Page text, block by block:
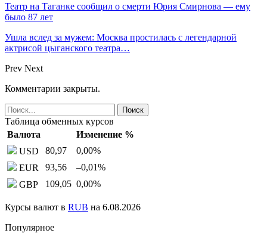
Театр на Таганке сообщил о смерти Юрия Смирнова — ему
было 87 лет
Ушла вслед за мужем: Москва простилась с легендарной
актрисой цыганского театра…
Prev Next
Комментарии закрыты.
Таблица обменных курсов
Валюта
Изменение %
USD
80,97 0,00%
EUR
93,56 –0,01%
GBP
109,05 0,00%
Курсы валют в RUB на 6.08.2026
Популярное